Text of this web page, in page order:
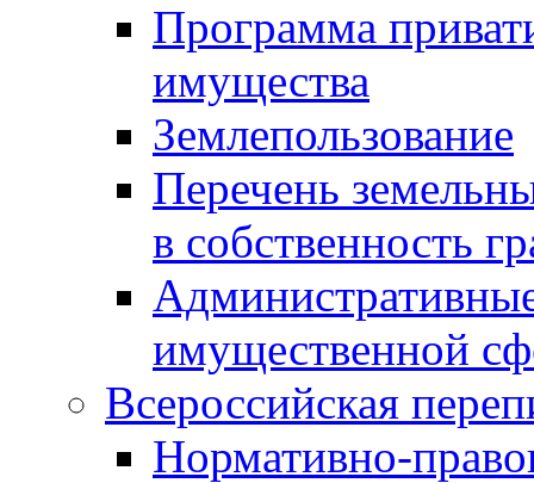
Программа
имущества
Землепользование
Перечень
в собственность
имущественной
Всероссийская
Нормативно-